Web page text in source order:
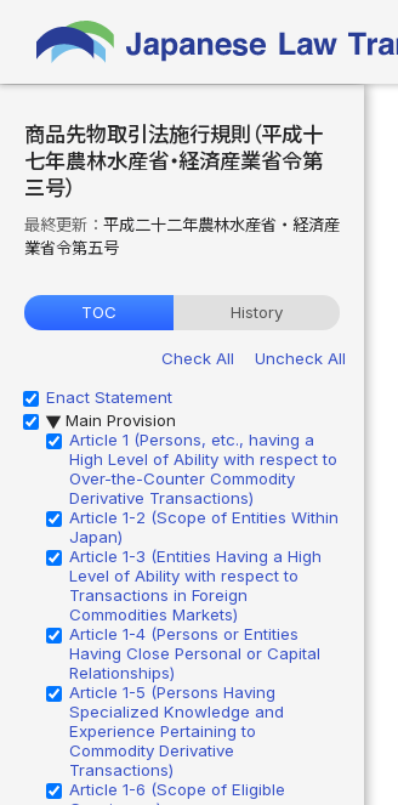
商品先物取引法施行規則（平成十
七年農林水産省・経済産業省令第
三号）
最終更新： 平成二十二年農林水産省・経済産
業省令第五号
TOC History
Check All
Uncheck All
Enact Statement
▶ Main Provision
Article 1 (Persons, etc., having a
High Level of Ability with respect to
Over-the-Counter Commodity
Derivative Transactions)
Article 1-2 (Scope of Entities Within
Japan)
Article 1-3 (Entities Having a High
Level of Ability with respect to
Transactions in Foreign
Commodities Markets)
Article 1-4 (Persons or Entities
Having Close Personal or Capital
Relationships)
Article 1-5 (Persons Having
Specialized Knowledge and
Experience Pertaining to
Commodity Derivative
Transactions)
Article 1-6 (Scope of Eligible